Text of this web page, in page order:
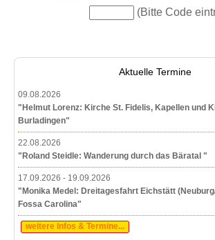
(Bitte Code
Aktuelle Termine
09.08.2026
"Helmut Lorenz: Kirche St. Fidelis, Kapellen und
Burladingen"
22.08.2026
"Roland Steidle: Wanderung durch das Bäratal "
17.09.2026 - 19.09.2026
"Monika Medel: Dreitagesfahrt Eichstätt
Fossa Carolina"
weitere Infos & Termine...